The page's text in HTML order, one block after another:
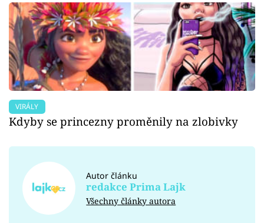
VIRÁLY
Kdyby se princezny proměnily na zlobivky
Autor článku
redakce Prima Lajk
Všechny články autora